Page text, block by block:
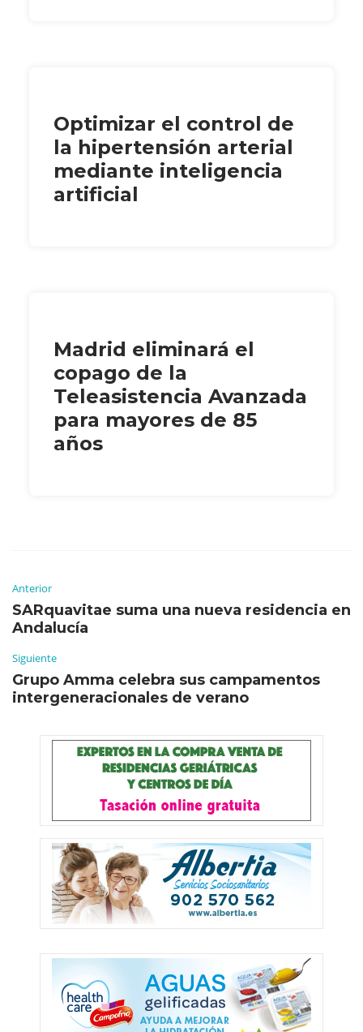
Optimizar el control de
la hipertensión arterial
mediante inteligencia
artificial
Madrid eliminará el
copago de la
Teleasistencia Avanzada
para mayores de 85
años
Anterior
SARquavitae suma una nueva residencia en
Andalucía
Siguiente
Grupo Amma celebra sus campamentos
intergeneracionales de verano